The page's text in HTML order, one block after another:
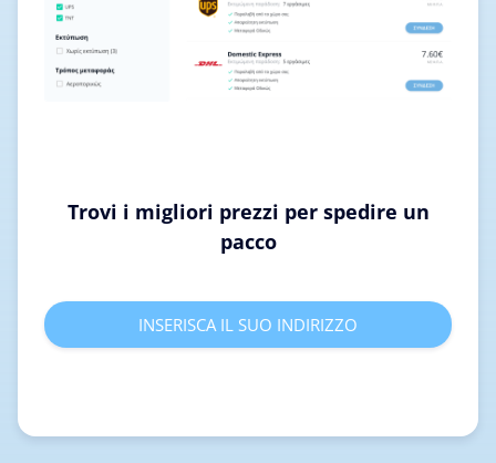
Trovi i migliori prezzi per spedire un
pacco
INSERISCA IL SUO INDIRIZZO